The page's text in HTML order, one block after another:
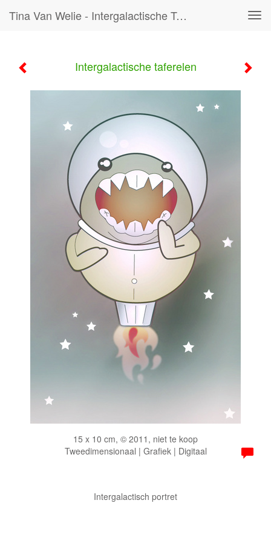
Tina Van Welie - Intergalactische Taferelen
Intergalactische taferelen
15 x 10 cm, © 2011, niet te koop
Tweedimensionaal | Grafiek | Digitaal
Intergalactisch portret